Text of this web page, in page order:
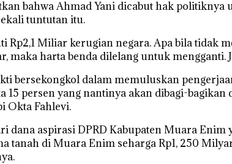
bahwa Ahmad Yani dicabut hak
tuntutan itu.
Rp2,1 Miliar kerugian negara. Apa bila tidak
maka harta benda dilelang untuk
bersekongkol dalam memuluskan
15 persen yang nantinya akan dibagi-
Okta Fahlevi.
dana aspirasi DPRD Kabupaten Muara
tanah di Muara Enim seharga Rp1, 250